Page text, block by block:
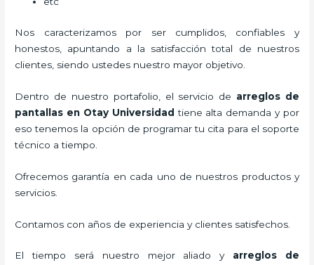
Nos caracterizamos por ser cumplidos, confiables y
honestos, apuntando a la satisfacción total de nuestros
clientes, siendo ustedes nuestro mayor objetivo.
Dentro de nuestro portafolio, el servicio de arreglos de
pantallas en Otay Universidad tiene alta demanda y por
eso tenemos la opción de programar tu cita para el soporte
técnico a tiempo.
Ofrecemos garantía en cada uno de nuestros productos y
servicios.
Contamos con años de experiencia y clientes satisfechos.
El tiempo será nuestro mejor aliado y arreglos de